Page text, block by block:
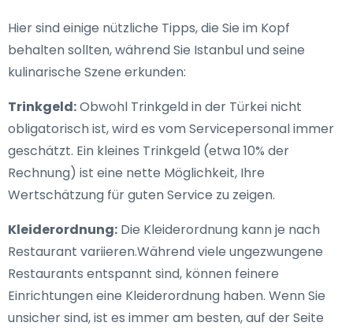
Hier sind einige nützliche Tipps, die Sie im Kopf
behalten sollten, während Sie Istanbul und seine
kulinarische Szene erkunden:
Trinkgeld:Obwohl Trinkgeld in der Türkei nicht
obligatorisch ist, wird es vom Servicepersonal immer
geschätzt. Ein kleines Trinkgeld (etwa 10% der
Rechnung) ist eine nette Möglichkeit, Ihre
Wertschätzung für guten Service zu zeigen.
Kleiderordnung: Die Kleiderordnung kann je nach
Restaurant variieren.Während viele ungezwungene
Restaurants entspannt sind, können feinere
Einrichtungen eine Kleiderordnung haben. Wenn Sie
unsicher sind, ist es immer am besten, auf der Seite